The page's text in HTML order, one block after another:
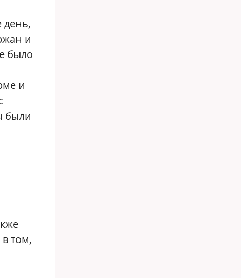
день,
и
было
и
были
том,